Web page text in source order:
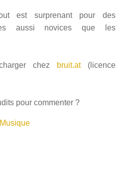
est surprenant pour des
aussi novices que les
chez bruit.at(licence
pour commenter ?
Musique